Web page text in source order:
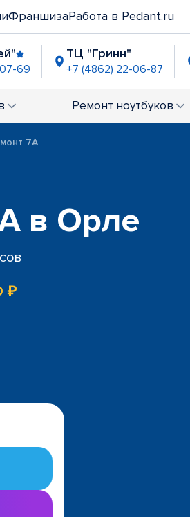
ФраншизаРабота в Pedant.ru
69
ТЦ "Гринн"
+7 (4862) 22-06-87
21-59 Ремонт ноутбуков
7A
в Орле
₽